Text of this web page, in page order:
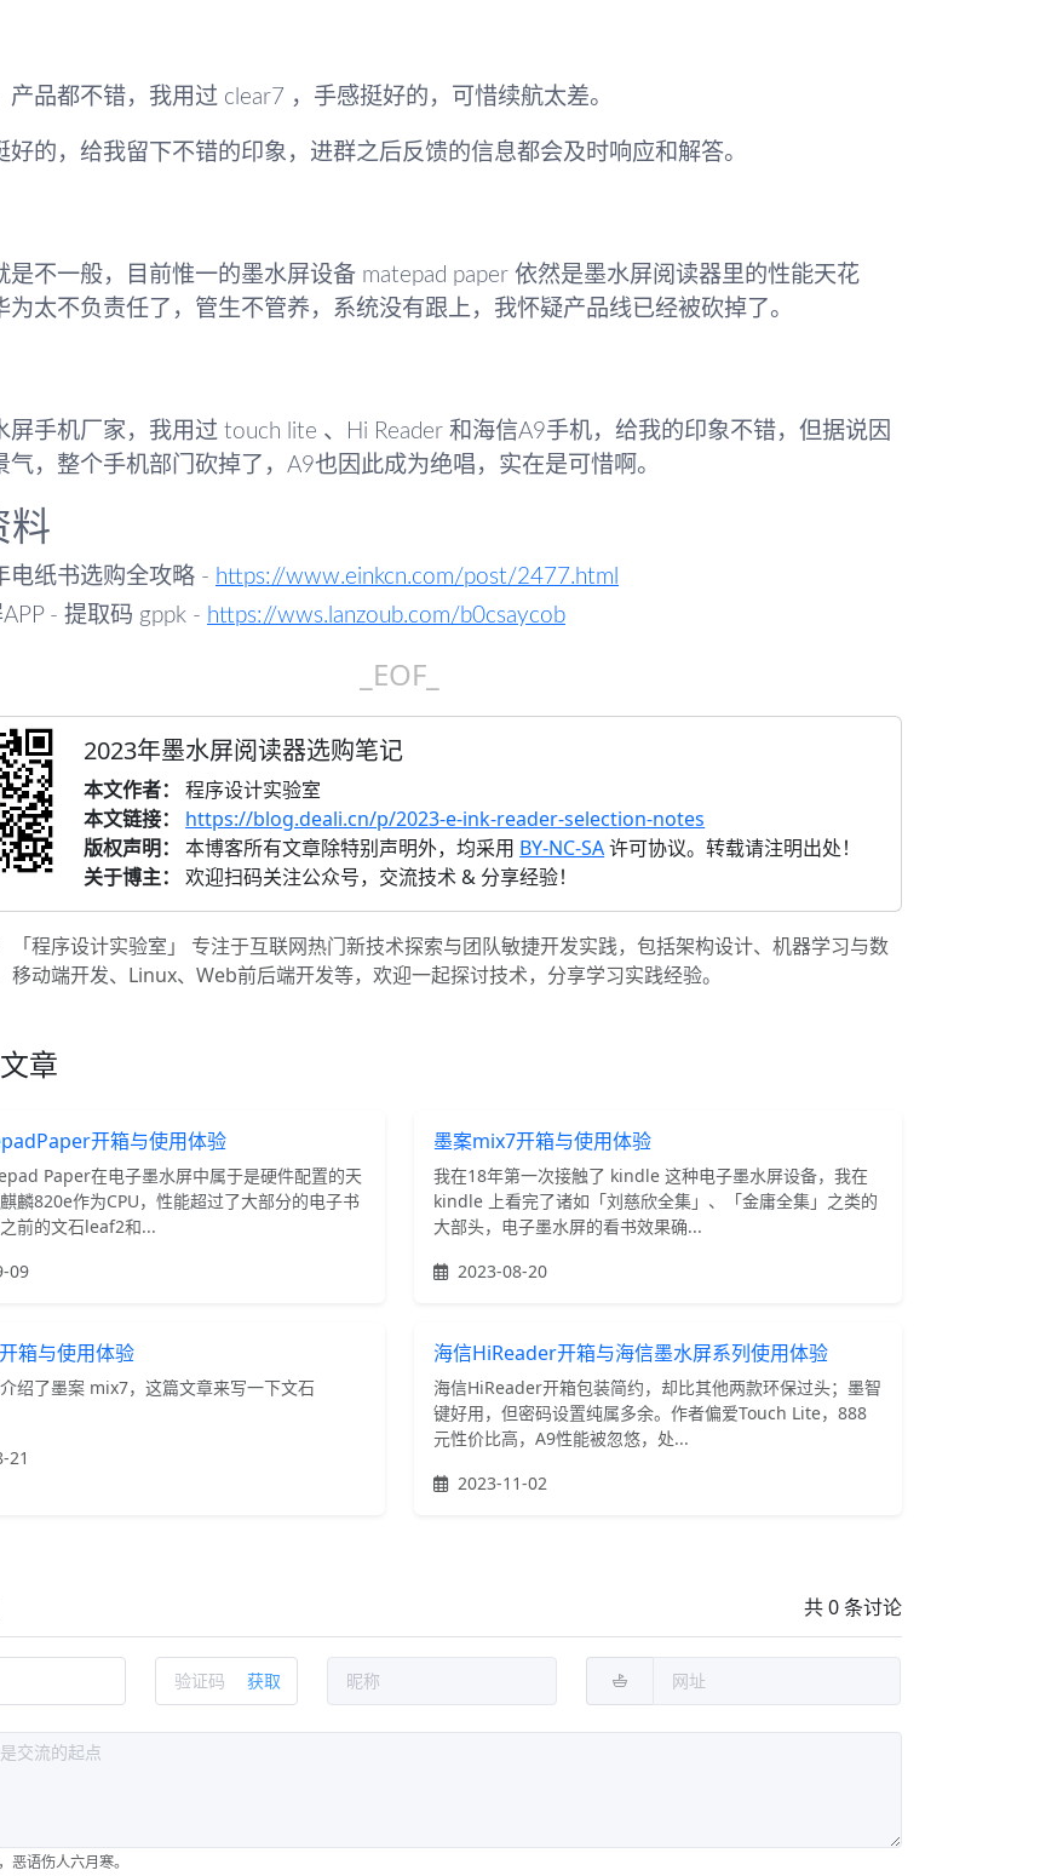
产品都不错，我用过 clear7 ，手感挺好的，可惜续航太差。
好的，给我留下不错的印象，进群之后反馈的信息都会及时响应和解答。
是不一般，目前惟一的墨水屏设备 matepad paper 依然是墨水屏阅读器里的性能天花
为太不负责任了，管生不管养，系统没有跟上，我怀疑产品线已经被砍掉了。
屏手机厂家，我用过 touch lite 、Hi Reader 和海信A9手机，给我的印象不错，但据说因
气，整个手机部门砍掉了，A9也因此成为绝唱，实在是可惜啊。
料
电纸书选购全攻略 - https://www.einkcn.com/post/2477.html
- 提取码 gppk - https://wws.lanzoub.com/b0csaycob
_EOF_
2023年墨水屏阅读器选购笔记
本文作者：
程序设计实验室
本文链接：
https://blog.deali.cn/p/2023-e-ink-reader-selection-notes
版权声明：
本博客所有文章除特别声明外，均采用 BY-NC-SA许可协议。转载请注明出处！
关于博主：
欢迎扫码关注公众号，交流技术 & 分享经验！
「程序设计实验室」 专注于互联网热门新技术探索与团队敏捷开发实践，包括架构设计、机器学习与数
移动端开发、Linux、Web前后端开发等，欢迎一起探讨技术，分享学习实践经验。
章
开箱与使用体验
Paper在电子墨水屏中属于是硬件配置的天
麟820e作为CPU，性能超过了大部分的电子书
前的文石leaf2和...
09
墨案mix7开箱与使用体验
我在18年第一次接触了 kindle 这种电子墨水屏设备，我在
kindle 上看完了诸如「刘慈欣全集」、「金庸全集」之类的
大部头，电子墨水屏的看书效果确...
2023-08-20
箱与使用体验
介绍了墨案 mix7，这篇文章来写一下文石
21
海信HiReader开箱与海信墨水屏系列使用体验
海信HiReader开箱包装简约，却比其他两款环保过头；墨智
键好用，但密码设置纯属多余。作者偏爱Touch Lite，888
元性价比高，A9性能被忽悠，处...
2023-11-02
共 0 条讨论
获取
恶语伤人六月寒。